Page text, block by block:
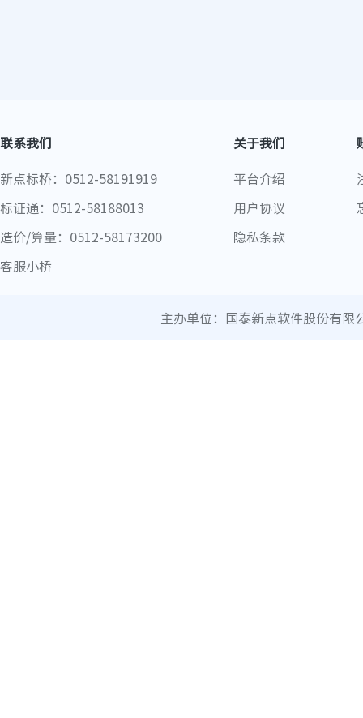
联系我们
新点标桥：0512-58191919
标证通：0512-58188013
造价/算量：0512-58173200
客服小桥
关于我们
平台介绍
用户协议
隐私条款
主办单位：国泰新点软件股份有限